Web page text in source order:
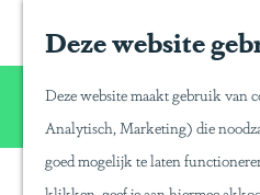
Deze website
Deze website maakt gebruik van
Analytisch, Marketing) die
goed mogelijk te laten
Inspiratie
Reisinspiratie
Blog
Duurzaam
Gente
Wij willen u net zo van
genieten zoals